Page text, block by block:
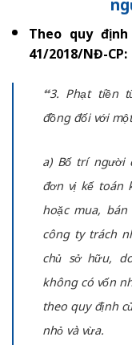
Theo quy
41/2018/NĐ-CP:
“3. Phạt tiền
đồng đối với
a) Bố trí người
đơn vị kế toán
hoặc mua,
công ty trách
chủ sở hữu,
không có vốn
theo quy định
nhỏ và vừa.